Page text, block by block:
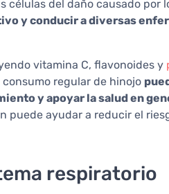
células del daño causado por
y conducir a diversas
vitamina C, flavonoides y
regular de hinojo
y apoyar la salud en
puede ayudar a reducir el
respiratorio